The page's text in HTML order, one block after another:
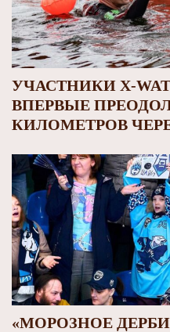
УЧАСТНИКИ X-
ВПЕРВЫЕ
КИЛОМЕТРОВ
«МОРОЗНОЕ